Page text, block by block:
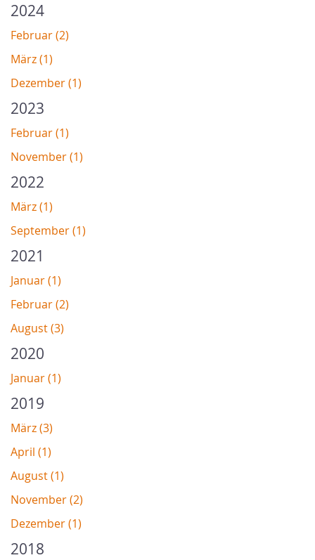
2024
Februar (2)
März (1)
Dezember (1)
2023
Februar (1)
November (1)
2022
März (1)
September (1)
2021
Januar (1)
Februar (2)
August (3)
2020
Januar (1)
2019
März (3)
April (1)
August (1)
November (2)
Dezember (1)
2018